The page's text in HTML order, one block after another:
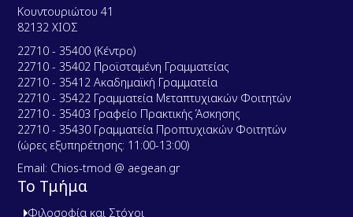
Κουντουριώτου 41
82132 ΧΙΟΣ
22710 - 35400 (Κέντρο)
22710 - 35402 Προϊσταμένη Γραμματείας
22710 - 35412 Ακαδημαϊκή Γραμματεία
22710 - 35422 Γραμματεία Μεταπτυχιακών Φοιτητών
22710 - 35403 Γραφείο Πρακτικής Άσκησης
22710 - 35430 Γραμματεία Προπτυχιακών Φοιτητών
(ώρες εξυπηρέτησης: 11:00-13:00)
Email: Chios-tmod @ aegean.gr
Το Τμήμα
Φιλοσοφία και Στόχοι